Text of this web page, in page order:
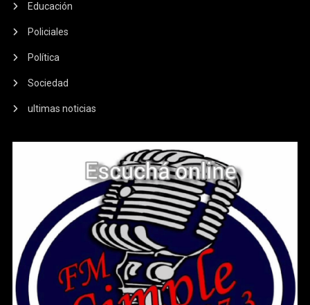
Educación
Policiales
Política
Sociedad
ultimas noticias